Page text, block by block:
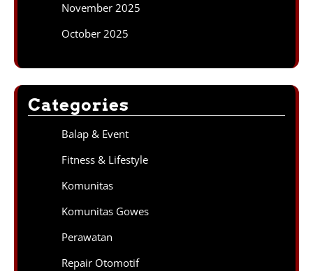
November 2025
October 2025
Categories
Balap & Event
Fitness & Lifestyle
Komunitas
Komunitas Gowes
Perawatan
Repair Otomotif